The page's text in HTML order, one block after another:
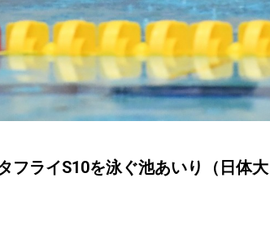
フライS10を泳ぐ池あいり（日体